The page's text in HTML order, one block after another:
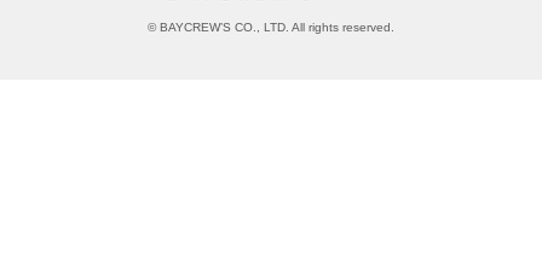
© BAYCREW’S CO., LTD. All rights reserved.